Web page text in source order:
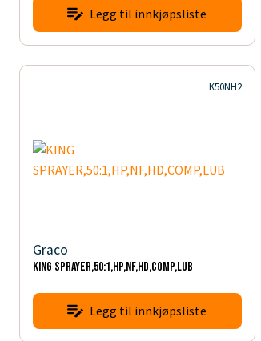
Legg til innkjøpsliste
K50NH2
Graco
KING SPRAYER,50:1,HP,NF,HD,COMP,LUB
Legg til innkjøpsliste